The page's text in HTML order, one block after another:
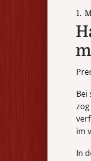
1.
Bei
im
In